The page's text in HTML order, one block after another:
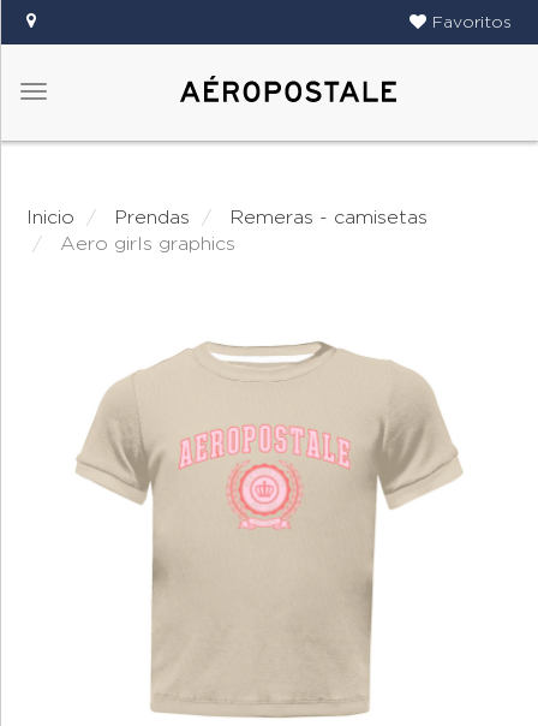
Favoritos
Menú
TIENDAS
Inicio prendas
remeras - camisetas
aero girls graphics